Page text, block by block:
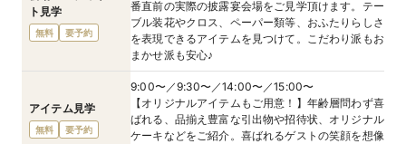
ト見学
無料 要予約
番直前の実際の披露宴会場をご見学頂けます。テー
ブル装花やクロス、ペーパー類等、おふたりらしさ
を表現できるアイテムを見つけて。こだわり派もお
まかせ派も安心♪
アイテム見学
無料 要予約
9:00〜／9:30〜／14:00〜／15:00〜
【オリジナルアイテムもご用意！】年齢層問わず喜
ばれる、品揃え豊富な引出物や招待状、オリジナル
ケーキなどをご紹介。喜ばれるゲストの笑顔を想像